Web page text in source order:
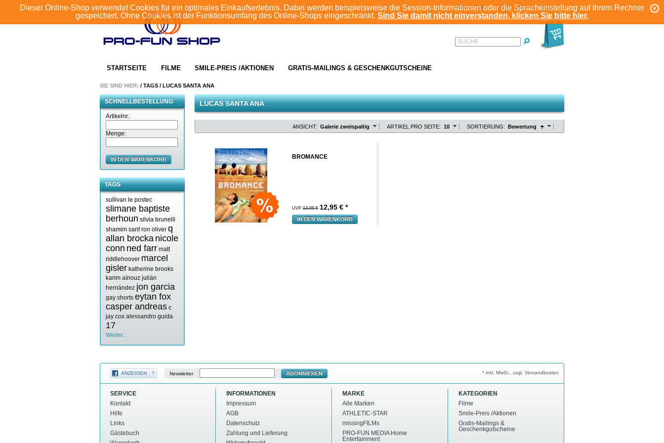
Dieser Online-Shop verwendet Cookies für ein optimales Einkaufserlebnis. Dabei werden beispielsweise die Session-Informationen oder die Spracheinstellung auf Ihrem Rechner
gespeichert. Ohne Cookies ist der Funktionsumfang des Online-Shops eingeschränkt. Sind Sie damit nicht einverstanden, klicken Sie bitte hier.
KONTO
ANMELDEN REGISTRIEREN
STARTSEITE FILME SMILE-PREIS /AKTIONEN GRATIS-MAILINGS & GESCHENKGUTSCHEINE
SUCHE
SIE SIND HIER: / TAGS / LUCAS SANTA ANA
SCHNELLBESTELLUNG
Artikelnr.:
Menge:
IN DEN WARENKORB
TAGS
sullivan le postec
slimane baptiste
berhoun silvia brunelli
shamim sarif ron oliver q
allan brocka nicole
conn ned farr matt
riddlehoover marcel
gisler katherine brooks
karim aïnouz julián
hernández jon garcia
gay shorts eytan fox
casper andreas c
jay cox alessandro guida
17
Weiter...
LUCAS SANTA ANA
SORTIERUNG: Bewertung
ARTIKEL PRO SEITE: 10
ANSICHT: Galerie zweispaltig
BROMANCE
UVP 13,95 € 12,95 € *
IN DEN WARENKORB
ANZEIGEN ? Newsletter ABONNIEREN * inkl. MwSt., zzgl. Versandkosten
SERVICE
Kontakt
Hilfe
Links
Gästebuch
INFORMATIONEN
Impressum
AGB
Datenschutz
Zahlung und Lieferung
MARKE
Alle Marken
ATHLETIC-STAR
missingFILMs
PRO-FUN MEDIA Home
Entertainment
KATEGORIEN
Filme
Smile-Preis /Aktionen
Gratis-Mailings &
Geschenkgutscheine